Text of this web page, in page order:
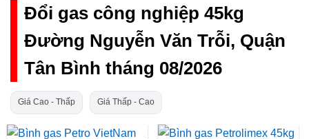
Đổi gas công nghiệp 45kg
Đường Nguyễn Văn Trỗi, Quận
Tân Bình tháng 08/2026
Giá Cao - Thấp Giá Thấp - Cao